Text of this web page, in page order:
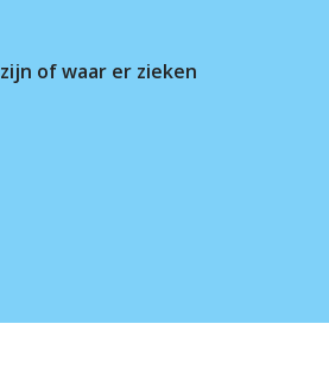
of waar er zieken